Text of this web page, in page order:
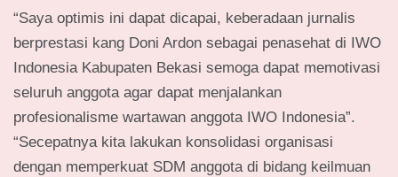
“Saya optimis ini dapat dicapai, keberadaan jurnalis
berprestasi kang Doni Ardon sebagai penasehat di IWO
Indonesia Kabupaten Bekasi semoga dapat memotivasi
seluruh anggota agar dapat menjalankan
profesionalisme wartawan anggota IWO Indonesia”.
“Secepatnya kita lakukan konsolidasi organisasi
dengan memperkuat SDM anggota di bidang keilmuan